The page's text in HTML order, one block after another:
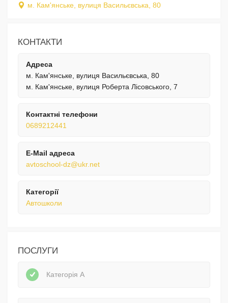
м. Кам'янське, вулиця Васильєвська, 80
КОНТАКТИ
Адреса
м. Кам'янське, вулиця Васильєвська, 80
м. Кам'янське, вулиця Роберта Лісовського, 7
Контактні телефони
0689212441
E-Mail адреса
avtoschool-dz@ukr.net
Категорії
Автошколи
ПОСЛУГИ
Категорія А